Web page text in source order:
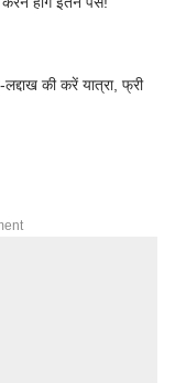
की करें यात्रा, फ्री